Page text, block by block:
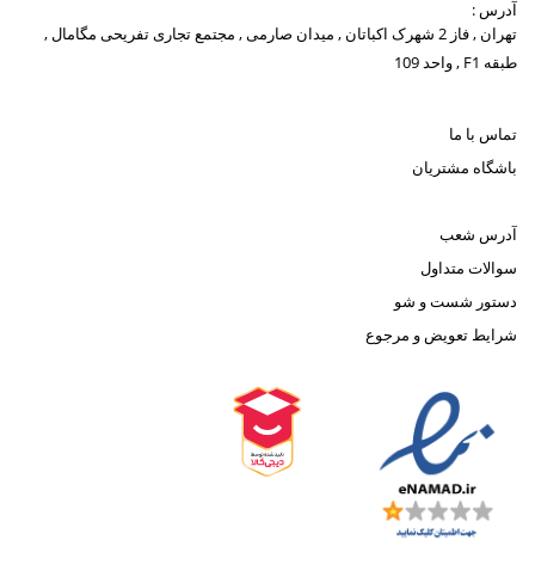
آدرس :
تهران , فاز 2 شهرک اکباتان , میدان صارمی , مجتمع تجاری تفریحی مگامال ,
طبقه F1 , واحد 109
تماس با ما
باشگاه مشتریان
آدرس شعب
سوالات متداول
دستور شست و شو
شرایط تعویض و مرجوع